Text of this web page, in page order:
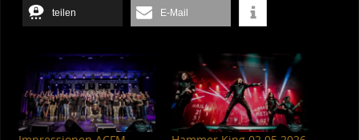
teilen E-Mail